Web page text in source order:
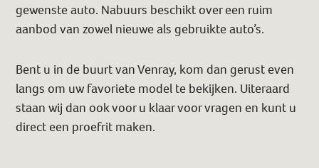
gewenste auto. Nabuurs beschikt over een ruim
aanbod van zowel nieuwe als gebruikte auto’s.
Bent u in de buurt van Venray, kom dan gerust even
langs om uw favoriete model te bekijken. Uiteraard
staan wij dan ook voor u klaar voor vragen en kunt u
direct een proefrit maken.